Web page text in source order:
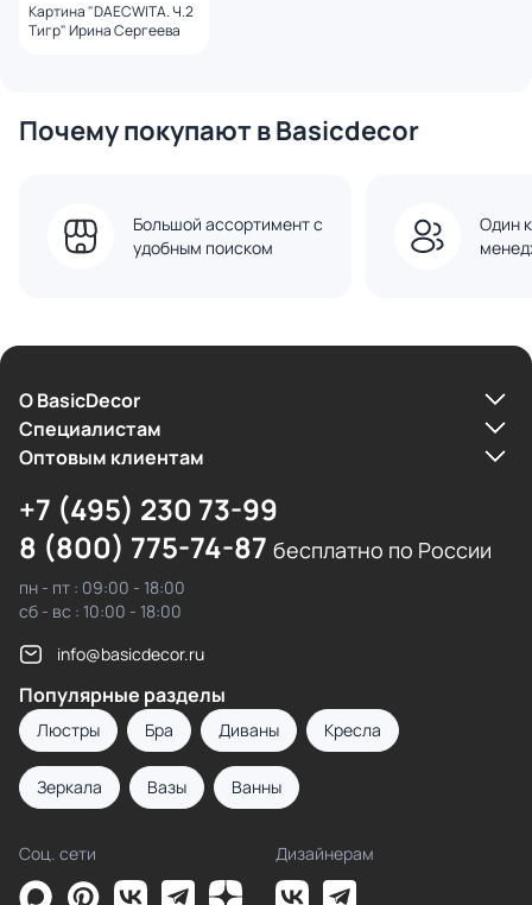
Картина "DAECWITA. Ч.2
Тигр" Ирина Сергеева
Почему покупают в Basicdecor
Большой ассортимент с
удобным поиском
Один
О BasicDecor
Cпециалистам
Оптовым клиентам
+7 (495) 230 73-99
8 (800) 775-74-87 бесплатно по России
пн - пт : 09:00 - 18:00
сб - вс : 10:00 - 18:00
info@basicdecor.ru
Популярные разделы
Люстры Бра Диваны Кресла
Зеркала Вазы Ванны
Соц. сети Дизайнерам